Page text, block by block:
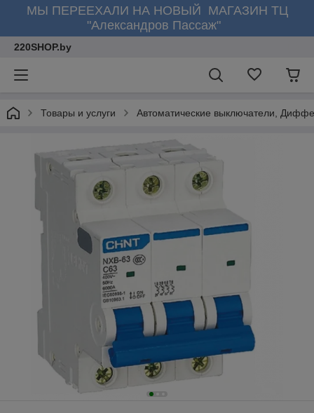
МЫ ПЕРЕЕХАЛИ НА НОВЫЙ МАГАЗИН ТЦ
"Александров Пассаж"
220SHOP.by
Товары и услуги Автоматические выключатели,